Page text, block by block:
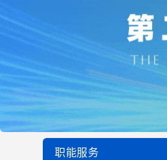
职能服务